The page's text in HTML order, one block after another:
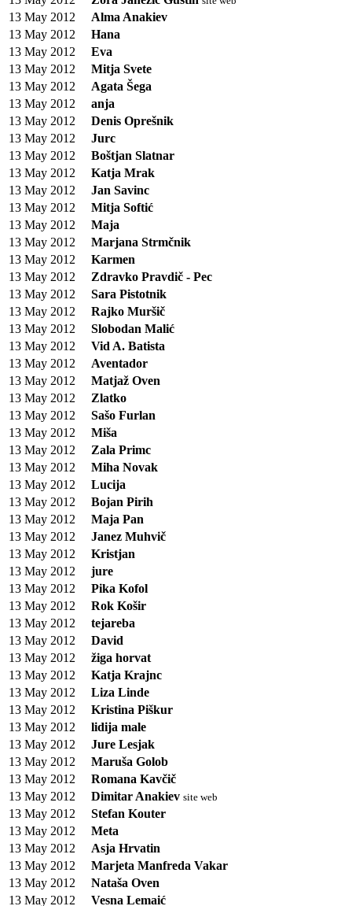
13 May 2012
Alma Anakiev
13 May 2012
Hana
13 May 2012
Eva
13 May 2012
Mitja Svete
13 May 2012
Agata Šega
13 May 2012
anja
13 May 2012
Denis Oprešnik
13 May 2012
Jurc
13 May 2012
Boštjan Slatnar
13 May 2012
Katja Mrak
13 May 2012
Jan Savinc
13 May 2012
Mitja Softić
13 May 2012
Maja
13 May 2012
Marjana Strmčnik
13 May 2012
Karmen
13 May 2012
Zdravko Pravdič - Pec
13 May 2012
Sara Pistotnik
13 May 2012
Rajko Muršič
13 May 2012
Slobodan Malić
13 May 2012
Vid A. Batista
13 May 2012
Aventador
13 May 2012
Matjaž Oven
13 May 2012
Zlatko
13 May 2012
Sašo Furlan
13 May 2012
Miša
13 May 2012
Zala Primc
13 May 2012
Miha Novak
13 May 2012
Lucija
13 May 2012
Bojan Pirih
13 May 2012
Maja Pan
13 May 2012
Janez Muhvič
13 May 2012
Kristjan
13 May 2012
jure
13 May 2012
Pika Kofol
13 May 2012
Rok Košir
13 May 2012
tejareba
13 May 2012
David
13 May 2012
žiga horvat
13 May 2012
Katja Krajnc
13 May 2012
Liza Linde
13 May 2012
Kristina Piškur
13 May 2012
lidija male
13 May 2012
Jure Lesjak
13 May 2012
Maruša Golob
13 May 2012
Romana Kavčič
13 May 2012
Dimitar Anakiev site web
13 May 2012
Stefan Kouter
13 May 2012
Meta
13 May 2012
Asja Hrvatin
13 May 2012
Marjeta Manfreda Vakar
13 May 2012
Nataša Oven
13 May 2012
Vesna Lemaić